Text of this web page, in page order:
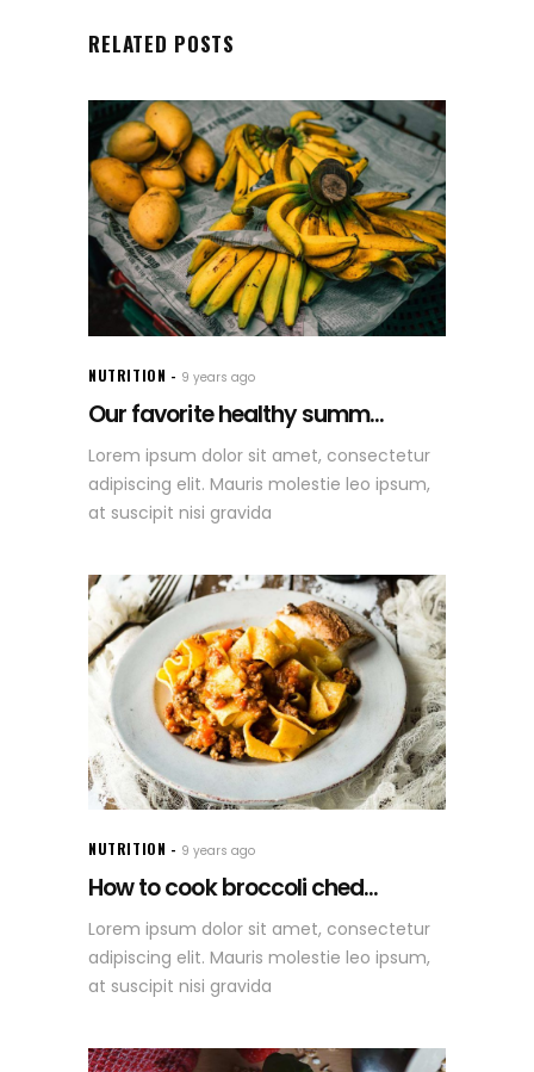
RELATED POSTS
NUTRITION 9 years ago
Our favorite healthy summ...
Lorem ipsum dolor sit amet, consectetur
adipiscing elit. Mauris molestie leo ipsum,
at suscipit nisi gravida
NUTRITION 9 years ago
How to cook broccoli ched...
Lorem ipsum dolor sit amet, consectetur
adipiscing elit. Mauris molestie leo ipsum,
at suscipit nisi gravida